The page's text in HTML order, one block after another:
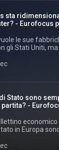
show/
archivio audiovisivi
su licenza
sta
- Eurofocus
le sue
gli Stati Uniti,
originario per
show/
audiovisivi
su licenza
Stato sono
partita? -
economico
in Europa
di